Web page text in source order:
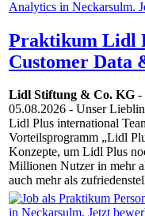
Praktikum Lidl
Customer Data
Lidl Stiftung & Co. KG -
05.08.2026 - Unser
Lidl Plus international
Vorteilsprogramm „Lidl
Konzepte, um Lidl Plus
Millionen Nutzer in mehr
auch mehr als